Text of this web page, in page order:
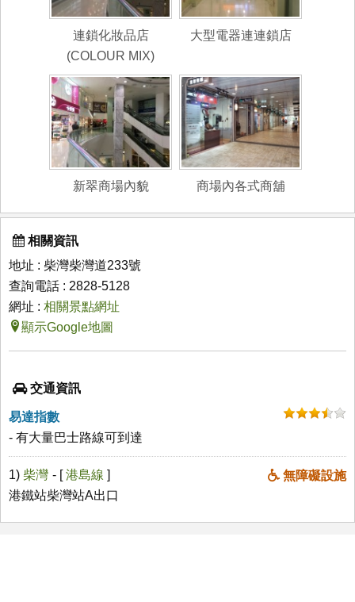
連鎖化妝品店
(COLOUR MIX)
大型電器連連鎖店
新翠商場內貌 商場內各式商舖
相關資訊
地址 : 柴灣柴灣道233號
查詢電話 : 2828-5128
網址 : 相關景點網址
顯示Google地圖
交通資訊
易達指數
- 有大量巴士路線可到達
1) 柴灣 無障礙設施
- [港島線 ]
港鐵站柴灣站A出口